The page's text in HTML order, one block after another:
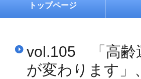
トップページ
プロフィール
お約束
vol.105 「高齢
が変わります」